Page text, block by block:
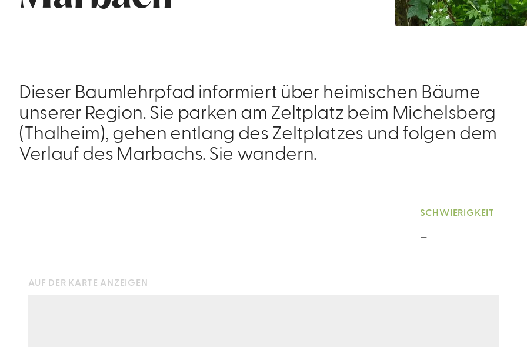
Dieser Baumlehrpfad informiert über heimischen Bäume
unserer Region. Sie parken am Zeltplatz beim Michelsberg
(Thalheim), gehen entlang des Zeltplatzes und folgen dem
Verlauf des Marbachs. Sie wandern.
SCHWIERIGKEIT
-
AUF DER KARTE ANZEIGEN